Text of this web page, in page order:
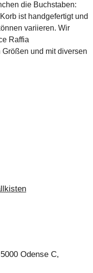
die Buchstaben:
ist handgefertigt und
variieren. Wir
Raffia
und mit diversen
Odense C,